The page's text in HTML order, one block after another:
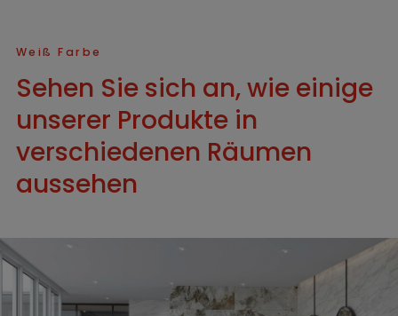
Weiß Farbe
Sehen Sie sich an, wie einige
unserer Produkte in
verschiedenen Räumen
aussehen